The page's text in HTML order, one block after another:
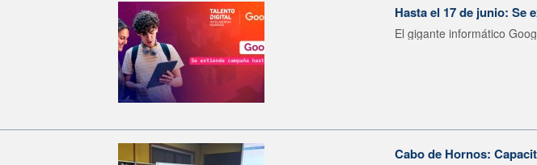
Hasta el 17 de junio: Se
El gigante informático
Cabo de Hornos: